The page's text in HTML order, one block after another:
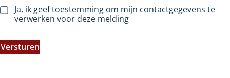
Ja, ik geef toestemming om mijn contactgegevens te
verwerken voor deze melding
Versturen